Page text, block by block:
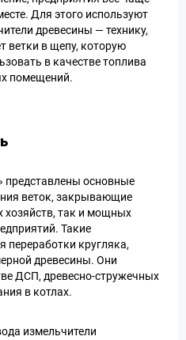
Для этого используют
древесины — технику,
ветки в щепу, которую
в качестве топлива
помещений.
представлены основные
веток, закрывающие
хозяйств, так и мощных
Такие
переработки кругляка,
древесины. Они
ДСП, древесно-стружечных
в котлах.
измельчители